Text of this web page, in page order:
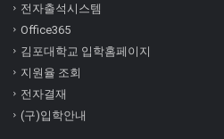
전자출석시스템
Office365
김포대학교 입학홈페이지
지원율 조회
전자결재
(구)입학안내